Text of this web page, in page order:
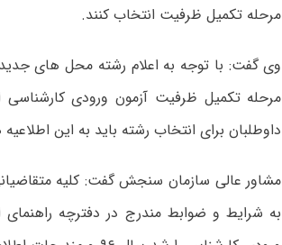
مرحله تکمیل ظرفیت انتخاب کنند.
وی گفت: با توجه به اعلام رشته محل های جدید
داوطلبان برای انتخاب رشته باید به این
مشاور عالی سازمان سنجش گفت: کلیه